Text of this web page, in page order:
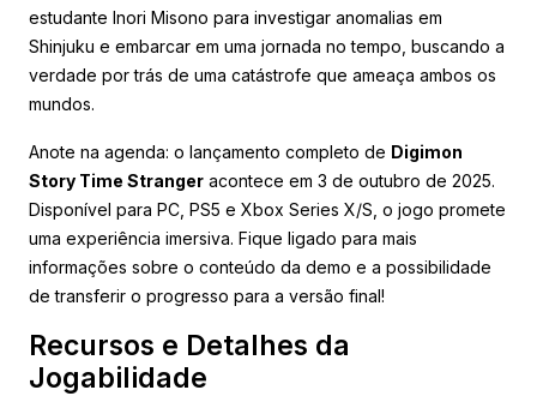
estudante Inori Misono para investigar anomalias em
Shinjuku e embarcar em uma jornada no tempo, buscando a
verdade por trás de uma catástrofe que ameaça ambos os
mundos.
Anote na agenda: o lançamento completo de Digimon
Story Time Stranger acontece em 3 de outubro de 2025.
Disponível para PC, PS5 e Xbox Series X/S, o jogo promete
uma experiência imersiva. Fique ligado para mais
informações sobre o conteúdo da demo e a possibilidade
de transferir o progresso para a versão final!
Recursos e Detalhes da
Jogabilidade